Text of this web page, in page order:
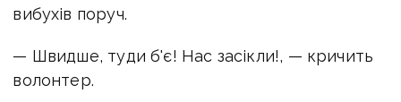
вибухів поруч.
— Швидше, туди б'є! Нас засікли!, — кричить
волонтер.